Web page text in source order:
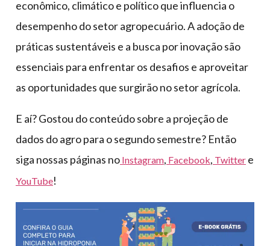
econômico, climático e político que influencia o
desempenho do setor agropecuário. A adoção de
práticas sustentáveis e a busca por inovação são
essenciais para enfrentar os desafios e aproveitar
as oportunidades que surgirão no setor agrícola.
E aí? Gostou do conteúdo sobre a projeção de
dados do agro para o segundo semestre? Então
siga nossas páginas no Instagram, Facebook, Twitter e
YouTube!